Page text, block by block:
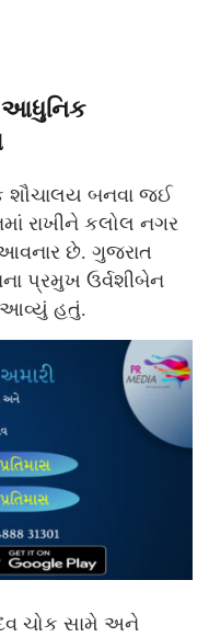
શૌચાલય બનવા જઈ
રાખીને કલોલ નગર
આવનાર છે. ગુજરાત
પ્રમુખ ઉર્વશીબેન
આવ્યું હતું.
ચોક સામે અને